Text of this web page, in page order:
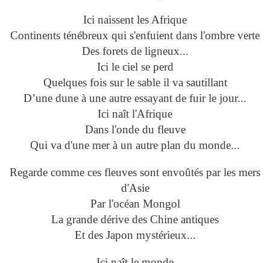
Ici naissent les Afrique
Continents ténébreux qui s'enfuient dans l'ombre verte
Des forets de ligneux...
Ici le ciel se perd
Quelques fois sur le sable il va sautillant
D’une dune à une autre essayant de fuir le jour...
Ici naît l'Afrique
Dans l'onde du fleuve
Qui va d'une mer à un autre plan du monde...
Regarde comme ces fleuves sont envoûtés par les mers
d'Asie
Par l'océan Mongol
La grande dérive des Chine antiques
Et des Japon mystérieux...